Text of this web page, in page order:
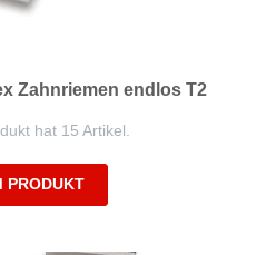
Zahnriemen endlos T2
hat 15 Artikel.
PRODUKT